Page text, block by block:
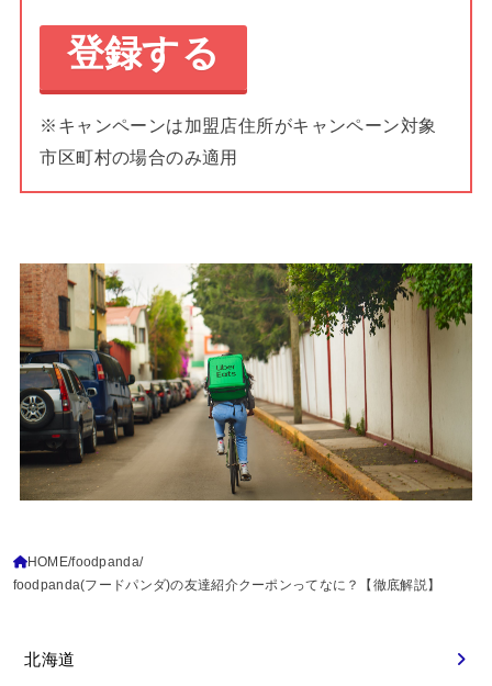
登録する
※キャンペーンは加盟店住所がキャンペーン対象
市区町村の場合のみ適用
HOME foodpanda
foodpanda(フードパンダ)の友達紹介クーポンってなに？【徹底解説】
北海道